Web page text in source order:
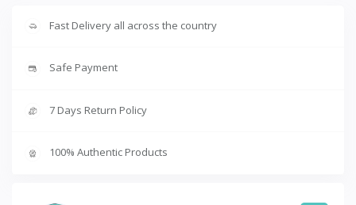
Fast Delivery all across the country
Safe Payment
7 Days Return Policy
100% Authentic Products